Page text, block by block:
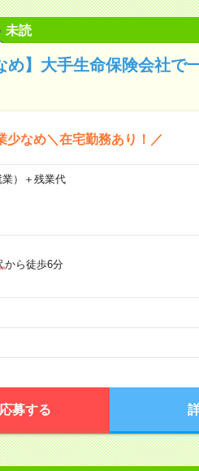
未読
】大手生命保険会社で
少なめ＼在宅勤務あり！／
）＋残業代
から徒歩6分
応募する